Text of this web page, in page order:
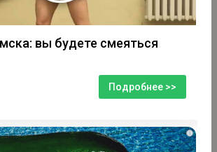
вы будете смеяться
Подробнее >>
i